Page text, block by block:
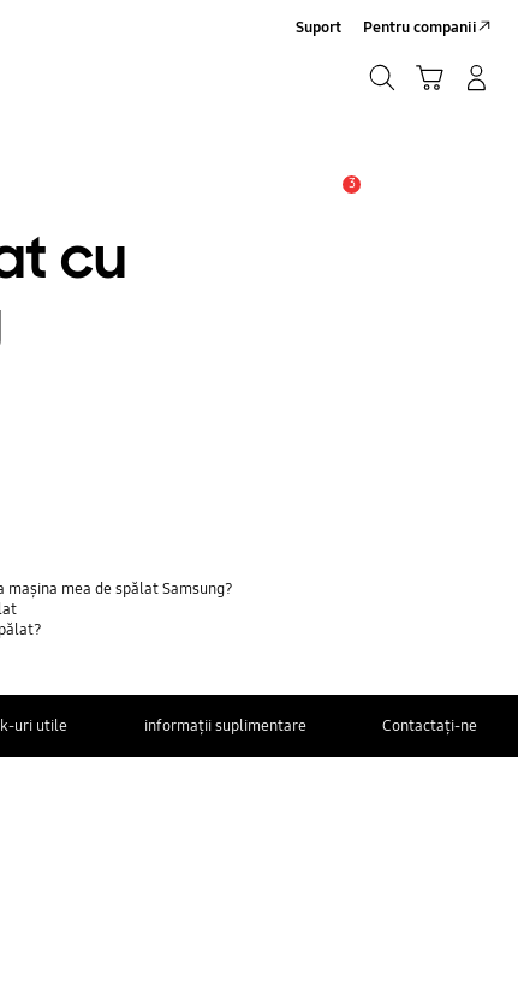
Suport Pentru companii
3
cu
mea de spălat Samsung?
uri utile informații suplimentare Contactaţi-ne